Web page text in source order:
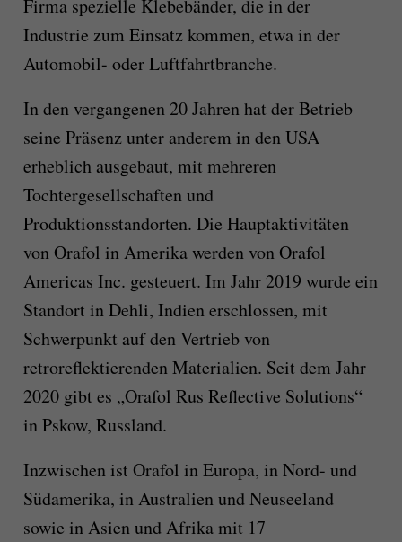
Firma spezielle Klebebänder, die in der
Industrie zum Einsatz kommen, etwa in der
Automobil- oder Luftfahrtbranche.
In den vergangenen 20 Jahren hat der Betrieb
seine Präsenz unter anderem in den USA
erheblich ausgebaut, mit mehreren
Tochtergesellschaften und
Produktionsstandorten. Die Hauptaktivitäten
von Orafol in Amerika werden von Orafol
Americas Inc. gesteuert. Im Jahr 2019 wurde ein
Standort in Dehli, Indien erschlossen, mit
Schwerpunkt auf den Vertrieb von
retroreflektierenden Materialien. Seit dem Jahr
2020 gibt es „Orafol Rus Reflective Solutions“
in Pskow, Russland.
Inzwischen ist Orafol in Europa, in Nord- und
Südamerika, in Australien und Neuseeland
sowie in Asien und Afrika mit 17